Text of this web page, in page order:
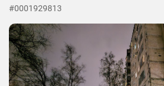
#0001929813